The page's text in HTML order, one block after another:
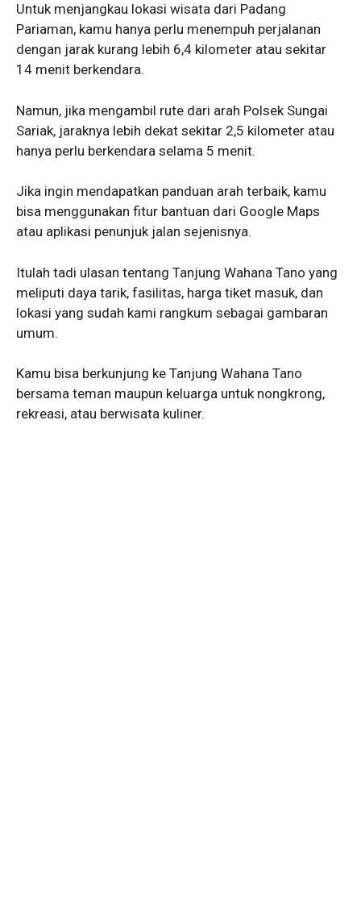
Untuk menjangkau lokasi wisata dari Padang
Pariaman, kamu hanya perlu menempuh perjalanan
dengan jarak kurang lebih 6,4 kilometer atau sekitar
14 menit berkendara.
Namun, jika mengambil rute dari arah Polsek Sungai
Sariak, jaraknya lebih dekat sekitar 2,5 kilometer atau
hanya perlu berkendara selama 5 menit.
Jika ingin mendapatkan panduan arah terbaik, kamu
bisa menggunakan fitur bantuan dari Google Maps
atau aplikasi penunjuk jalan sejenisnya.
Itulah tadi ulasan tentang Tanjung Wahana Tano yang
meliputi daya tarik, fasilitas, harga tiket masuk, dan
lokasi yang sudah kami rangkum sebagai gambaran
umum.
Kamu bisa berkunjung ke Tanjung Wahana Tano
bersama teman maupun keluarga untuk nongkrong,
rekreasi, atau berwisata kuliner.